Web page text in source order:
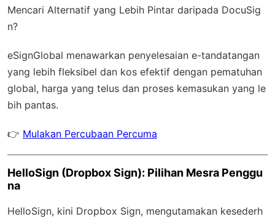
Mencari Alternatif yang Lebih Pintar daripada DocuSig
n?
eSignGlobal menawarkan penyelesaian e-tandatangan
yang lebih fleksibel dan kos efektif dengan pematuhan
global, harga yang telus dan proses kemasukan yang le
bih pantas.
👉 Mulakan Percubaan Percuma
HelloSign (Dropbox Sign): Pilihan Mesra Penggu
na
HelloSign, kini Dropbox Sign, mengutamakan kesederh